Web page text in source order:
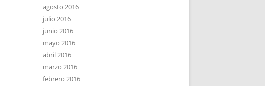
agosto 2016
julio 2016
junio 2016
mayo 2016
abril 2016
marzo 2016
febrero 2016